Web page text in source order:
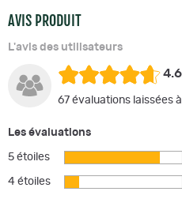
AVIS PRODUIT
L'avis des utilisateurs
67 évaluations laissées
Les évaluations
5 étoiles
4 étoiles